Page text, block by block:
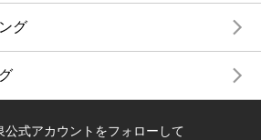
グ
公式アカウントをフォローして